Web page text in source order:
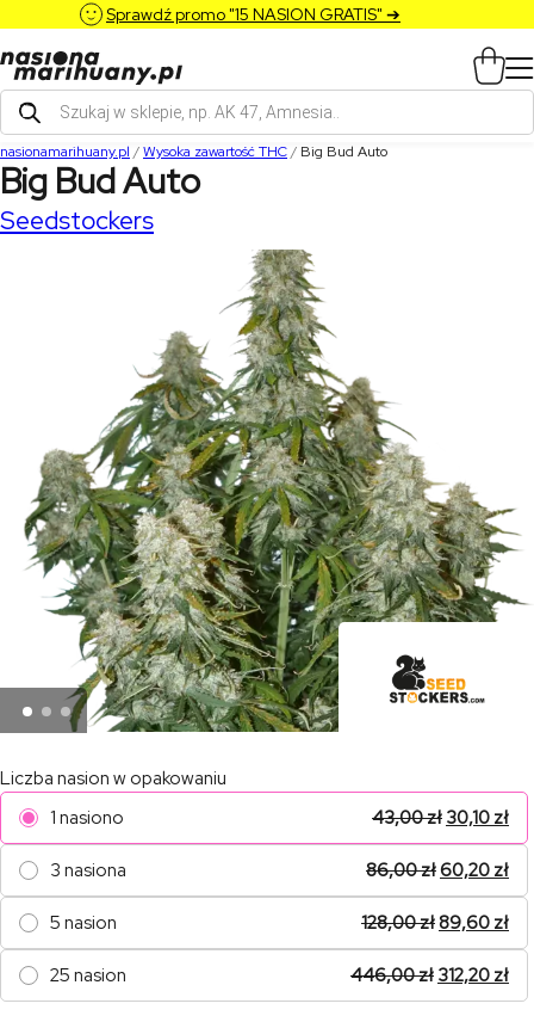
Sprawdź promo "15 NASION GRATIS" ➔
Wyszukiwarka
produktów
nasionamarihuany.pl /Wysoka zawartość THC/ Big Bud Auto
Big Bud Auto
Seedstockers
Liczba nasion w opakowaniu
1 nasiono
43,00zł 30,10 zł
3 nasiona 86,00zł60,20 zł
5 nasion 128,00zł89,60 zł
25 nasion 446,00zł 312,20 zł